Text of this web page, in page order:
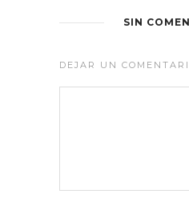
SIN
DEJAR UN